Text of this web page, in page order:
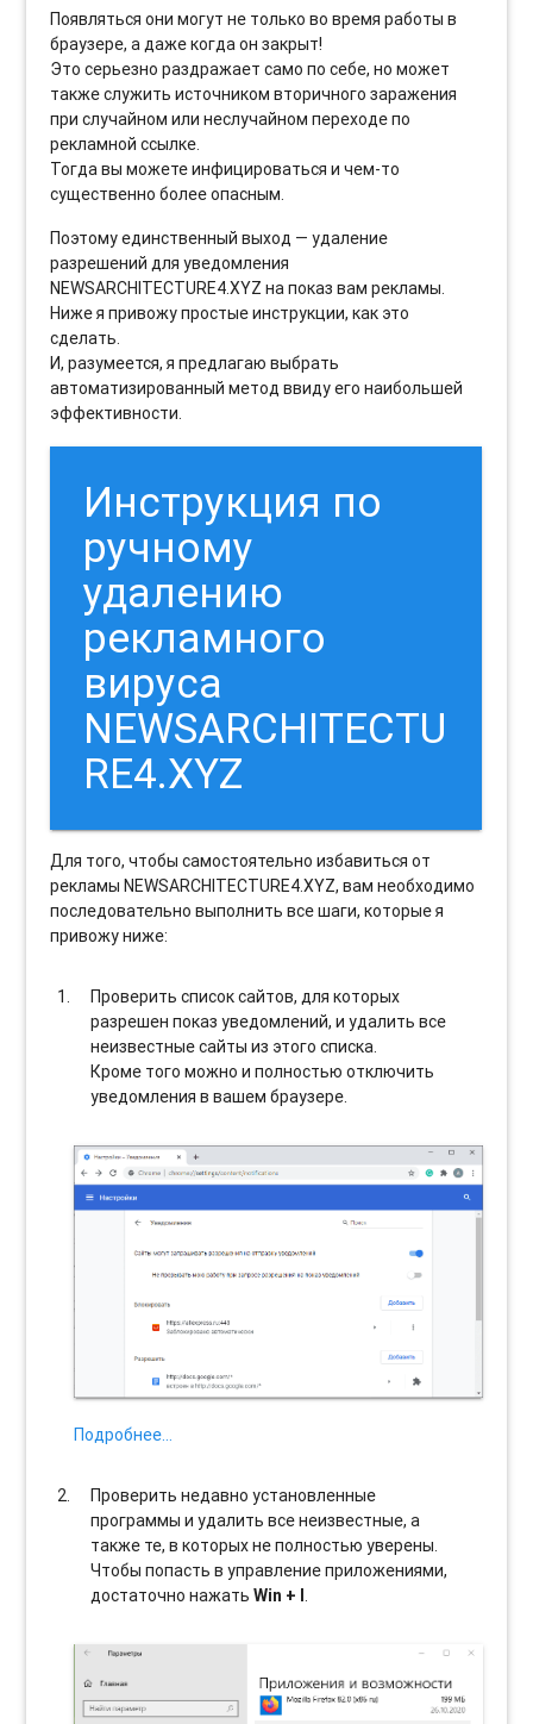
Появляться они могут не только во время работы в
браузере, а даже когда он закрыт!
Это серьезно раздражает само по себе, но может
также служить источником вторичного заражения
при случайном или неслучайном переходе по
рекламной ссылке.
Тогда вы можете инфицироваться и чем-то
существенно более опасным.
Поэтому единственный выход — удаление
разрешений для уведомления
NEWSARCHITECTURE4.XYZ на показ вам рекламы.
Ниже я привожу простые инструкции, как это
сделать.
И, разумеется, я предлагаю выбрать
автоматизированный метод ввиду его наибольшей
эффективности.
Инструкция по
ручному
удалению
рекламного
вируса
NEWSARCHITECTU
RE4.XYZ
Для того, чтобы самостоятельно избавиться от
рекламы NEWSARCHITECTURE4.XYZ, вам необходимо
последовательно выполнить все шаги, которые я
привожу ниже:
Проверить список сайтов, для которых
разрешен показ уведомлений, и удалить все
неизвестные сайты из этого списка.
Кроме того можно и полностью отключить
уведомления в вашем браузере.
Подробнее…
Проверить недавно установленные
программы и удалить все неизвестные, а
также те, в которых не полностью уверены.
Чтобы попасть в управление приложениями,
достаточно нажатьWin + I.